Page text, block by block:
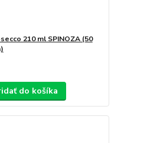
210 ml SPINOZA (50
do košíka